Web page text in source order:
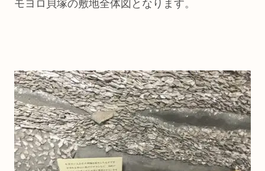
モヨロ貝塚の敷地全体図となります。